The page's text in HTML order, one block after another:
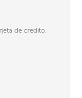
de crédito.